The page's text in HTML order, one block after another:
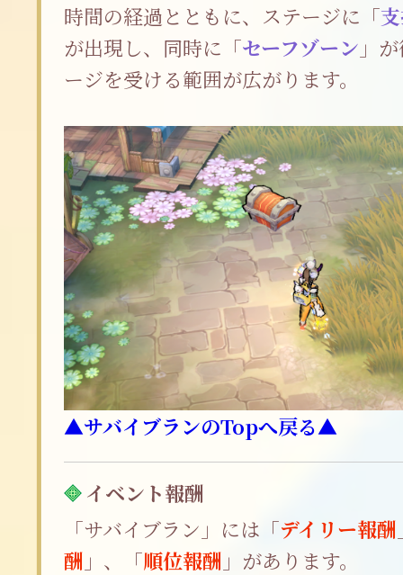
時間の経過とともに、ステージに「
が出現し、同時に「セーフゾーン 」
ージを受ける範囲が広がります。
▲サバイブランのTopへ戻る▲
イベント報酬
「サバイブラン」には「デイリー報酬
酬 」、「順位報酬 」があります。